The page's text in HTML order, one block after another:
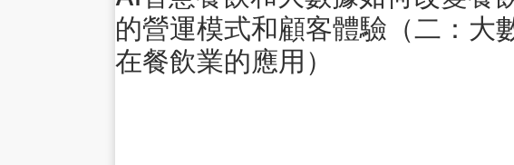
的營運模式和顧客體驗（二：大
在餐飲業的應用）